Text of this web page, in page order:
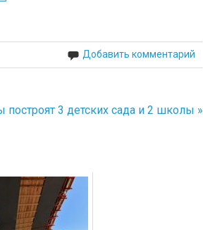
Добавить комментарий
3 детских сада и 2 школы »